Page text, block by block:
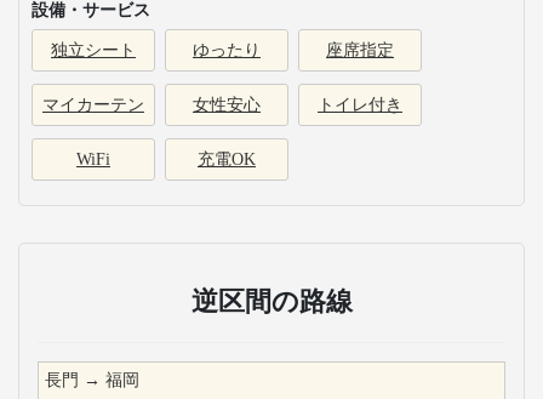
設備・サービス
独立シート ゆったり 座席指定
マイカーテン 女性安心 トイレ付き
WiFi 充電OK
逆区間の路線
長門 → 福岡